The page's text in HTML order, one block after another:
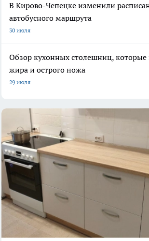
В Кирово-Чепецке изменили
автобусного маршрута
30 июля
Обзор кухонных столешниц, которые
жира и острого ножа
29 июля